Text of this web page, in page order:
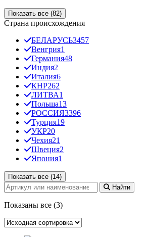
Показать все (82)
Страна происхождения
БЕЛАРУСЬ3457
Венгрия1
Германия48
Индия2
Италия6
КНР262
ЛИТВА1
Польша13
РОССИЯ3396
Турция19
УКР20
Чехия21
Швеция2
Япония1
Показать все (14)
Найти
Показаны все (3)